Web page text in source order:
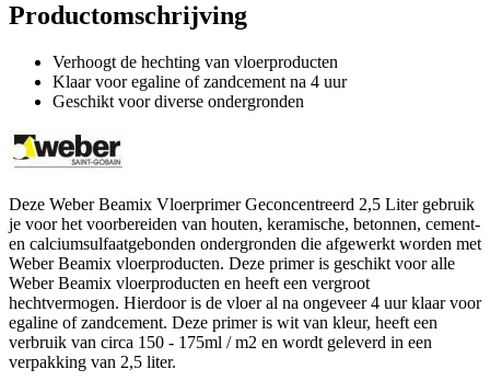
Productomschrijving
Verhoogt de hechting van vloerproducten
Klaar voor egaline of zandcement na 4 uur
Geschikt voor diverse ondergronden
Deze Weber Beamix Vloerprimer Geconcentreerd 2,5 Liter gebruik
je voor het voorbereiden van houten, keramische, betonnen, cement-
en calciumsulfaatgebonden ondergronden die afgewerkt worden met
Weber Beamix vloerproducten. Deze primer is geschikt voor alle
Weber Beamix vloerproducten en heeft een vergroot
hechtvermogen. Hierdoor is de vloer al na ongeveer 4 uur klaar voor
egaline of zandcement. Deze primer is wit van kleur, heeft een
verbruik van circa 150 - 175ml / m2 en wordt geleverd in een
verpakking van 2,5 liter.